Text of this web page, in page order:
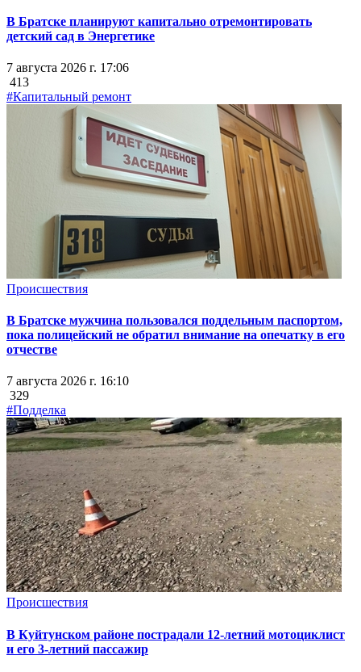
В Братске планируют капитально отремонтировать
детский сад в Энергетике
7 августа 2026 г. 17:06
413
#Капитальный ремонт
Происшествия
В Братске мужчина пользовался поддельным паспортом,
пока полицейский не обратил внимание на опечатку в его
отчестве
7 августа 2026 г. 16:10
329
#Подделка
Происшествия
В Куйтунском районе пострадали 12-летний мотоциклист
и его 3-летний пассажир